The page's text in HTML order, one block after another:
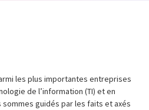
les plus importantes entreprises
de l’information (TI) et en
sommes guidés par les faits et axés